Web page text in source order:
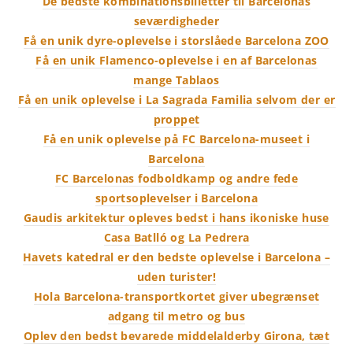
seværdigheder
Få en unik dyre-oplevelse i storslåede Barcelona ZOO
Få en unik Flamenco-oplevelse i en af Barcelonas
mange Tablaos
Få en unik oplevelse i La Sagrada Familia selvom der er
proppet
Få en unik oplevelse på FC Barcelona-museet i
Barcelona
FC Barcelonas fodboldkamp og andre fede
sportsoplevelser i Barcelona
Gaudis arkitektur opleves bedst i hans ikoniske huse
Casa Batlló og La Pedrera
Havets katedral er den bedste oplevelse i Barcelona –
uden turister!
Hola Barcelona-transportkortet giver ubegrænset
adgang til metro og bus
Oplev den bedst bevarede middelalderby Girona, tæt